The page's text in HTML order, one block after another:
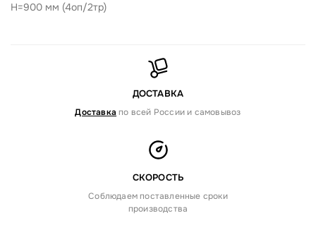
H=900 мм (4оп/2тр)
ДОСТАВКА
Доставка по всей России и самовывоз
СКОРОСТЬ
Соблюдаем поставленные сроки
производства